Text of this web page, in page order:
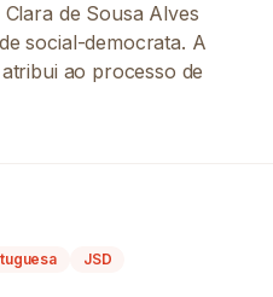
de Sousa Alves
social-democrata. A
ao processo de
JSD